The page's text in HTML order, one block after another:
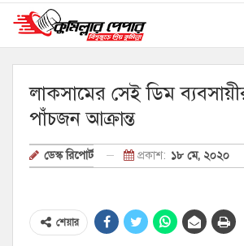
লাকসামের সেই ডিম
পাঁচজন আক্রান্ত
ডেস্ক রিপোর্ট প্রকাশ: ১৮ মে, ২০২০
শেয়ার